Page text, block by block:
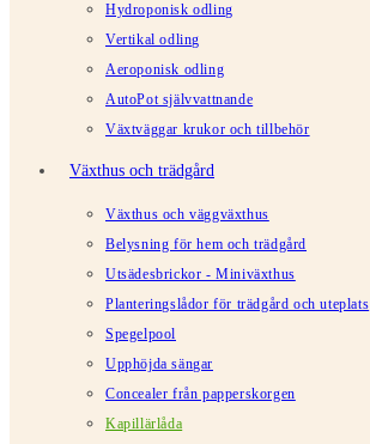
Hydroponisk odling
Vertikal odling
Aeroponisk odling
AutoPot självvattnande
Växtväggar krukor och tillbehör
Växthus och trädgård
Växthus och väggväxthus
Belysning för hem och trädgård
Utsädesbrickor - Miniväxthus
Planteringslådor för trädgård och uteplats
Spegelpool
Upphöjda sängar
Concealer från papperskorgen
Kapillärlåda